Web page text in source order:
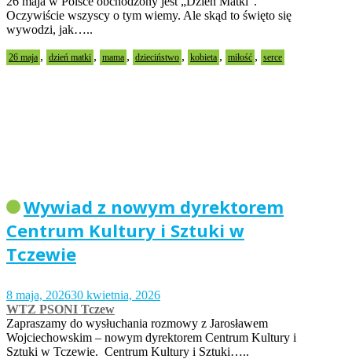
Oczywiście wszyscy o tym wiemy. Ale skąd to święto się
wywodzi, jak…..
26 maja , dzień matki , mama , dzieciństwo , kobieta , miłość , serce
Wywiad z nowym dyrektorem
Centrum Kultury i Sztuki w
Tczewie
8 maja, 202630 kwietnia, 2026
WTZ PSONI Tczew
Zapraszamy do wysłuchania rozmowy z Jarosławem
Wojciechowskim – nowym dyrektorem Centrum Kultury i
Sztuki w Tczewie. Centrum Kultury i Sztuki…..